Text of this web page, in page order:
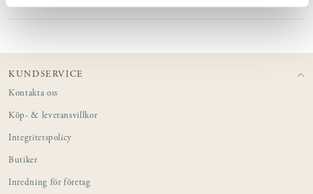
KUNDSERVICE
Kontakta oss
Köp- & leveransvillkor
Integritetspolicy
Butiker
Inredning för företag